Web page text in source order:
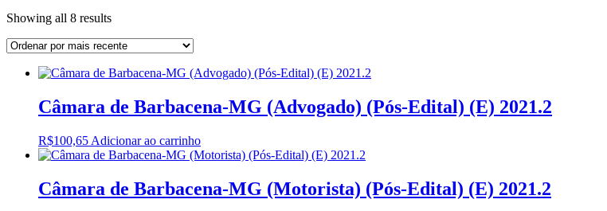
Showing all 8 resultsSorted
latest
Câmara de Barbacena-MG (Advogado) (Pós-Edital) (E) 2021.2
R$100,65 Adicionar ao carrinho
Câmara de Barbacena-MG (Motorista) (Pós-Edital) (E) 2021.2